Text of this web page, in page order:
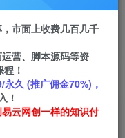
APP下载
GO
播互动打印机抖
语软件
市面上收费几百几千
营、脚本源码等资
！
永久 (推广佣金70%)，
！
云网创一样的知识付